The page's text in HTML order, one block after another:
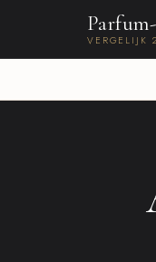
VERGELIJK